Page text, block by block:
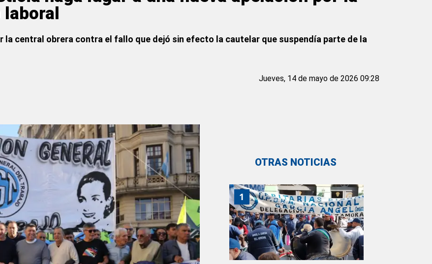
la central obrera contra el fallo que dejó sin efecto la cautelar que suspendía parte de la
Jueves, 14 de mayo de 2026 09:28
OTRAS NOTICIAS
1